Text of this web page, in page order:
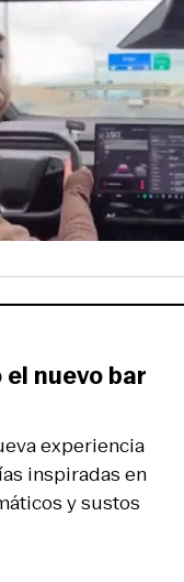
experiencia
inspiradas en
y sustos
nuevo bar